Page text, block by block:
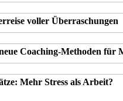
voller Überraschungen
Coaching-Methoden für
Mehr Stress als Arbeit?